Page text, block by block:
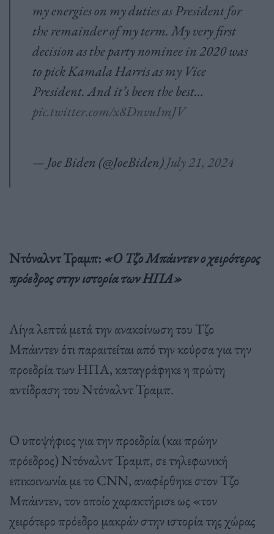
my energies on my duties as President for
the remainder of my term. My very first
decision as the party nominee in 2020 was
to pick Kamala Harris as my Vice
President. And it’s been the best…
pic.twitter.com/x8DnvuImJV
— Joe Biden (@JoeBiden)July 21, 2024
Ντόναλντ Τραμπ: «Ο Τζο Μπάιντεν ο χειρότερος
πρόεδρος στην ιστορία των ΗΠΑ»
Λίγα λεπτά μετά την ανακοίνωση του Τζο
Μπάιντεν ότι παραιτείται από την κούρσα για την
προεδρία των ΗΠΑ, καταγράφηκε η πρώτη
αντίδραση του Ντόναλντ Τραμπ.
Ο υποψήφιος για την προεδρία (και πρώην
πρόεδρος) Ντόναλντ Τραμπ, σε τηλεφωνική
επικοινωνία με το CNN, αναφέρθηκε στον Τζο
Μπάιντεν, τον οποίο χαρακτήρισε ως «τον
χειρότερο πρόεδρο μακράν στην ιστορία της χώρας